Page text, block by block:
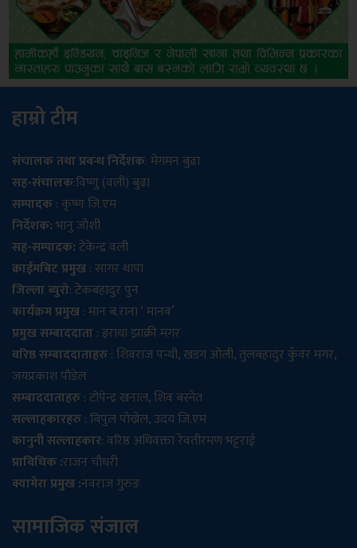
हाम्रो टीम
संचालक तथा प्रबन्ध निर्देशक: मेगमन बुढा
सह-संचालक:विष्णु (वली) बुढा
सम्पादक: कृष्ण जि.एम
निर्देशक:भानु जोशी
सह-सम्पादक:टेकेन्द्र वली
क्राईमबिट प्रमुख: सागर थापा
जिल्ला ब्युरो: टेकबहादुर पुन
कार्यक्रम प्रमुख: मान ब.राना ‘ मानव’
प्रमुख सम्बाददाता: इराधा झाक्री मगर
वरिष्ठ सम्बाददाताहरु: शिवराज पन्थी, खडग ओली, तुलबहादुर कुँवर मगर,
जयप्रकाश पौडेल
सम्बाददाताहरु: टोपेन्द्र खनाल, शिव बस्नेत
सल्लाहकारहरु: बिपुल पोख्रेल, उदय जि.एम
कानुनी सल्लाहकार: वरिष्ठ अधिवक्ता रेवतीरमण भट्टराई
प्राविधिक :राजन चौधरी
क्यामेरा प्रमुख :नवराज गुरुङ
सामाजिक संजाल